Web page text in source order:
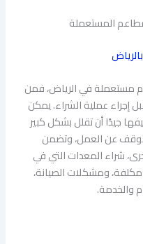
مستعملة في الرياض، فمن
إجراء عملية الشراء. يمكن
جيدًا أن تقلل بشكل كبير
عن العمل، وتضمن
شراء المعدات التي في
ومشكلات الصيانة،
والخدمة.